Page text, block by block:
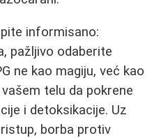
informisano:
pažljivo odaberite
ne kao magiju, već kao
vašem telu da pokrene
i detoksikacije. Uz
borba protiv